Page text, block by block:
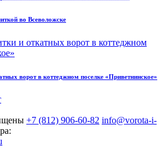
во Всеволожске
ворот в коттеджном поселке «Приветнинское»
+7 (812) 906-60-82 info@vorota-i-